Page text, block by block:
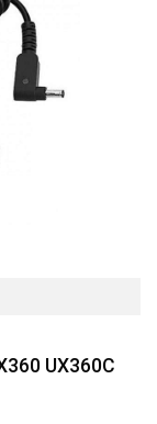
UX360C